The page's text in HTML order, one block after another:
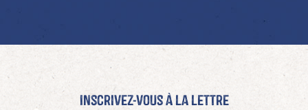
Inscrivez-vous à La Lettre